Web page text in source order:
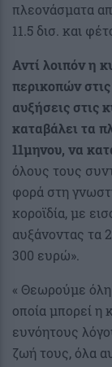
πλεονάσματα
11.5 δισ. και
Αντί λοιπόν η
περικοπών
αυξήσεις στις
καταβάλει τα
11μηνου, να
όλους τους
φορά στη
κοροϊδία, με
αυξάνοντας τα
300 ευρώ».
« Θεωρούμε όλη
οποία μπορεί η
ευνόητους
ζωή τους, όλα